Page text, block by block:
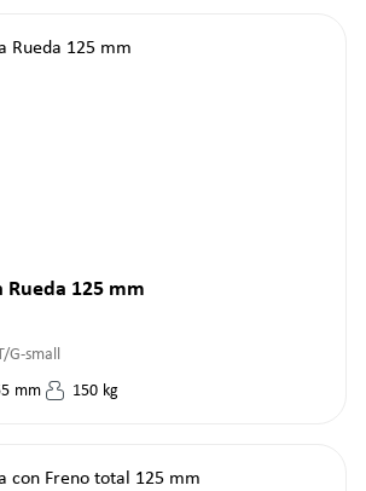
Rueda 125 mm
G-small
mm 150 kg